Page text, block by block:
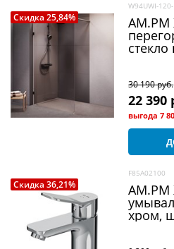
Скидка 25,84%
W94UWI-120-
AM.PM
30 190 руб.
22 390
выгода7
Скидка 36,21%
F85A02100
AM.PM
хром,